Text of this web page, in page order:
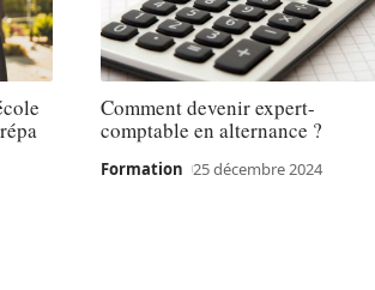
Comment devenir expert-
comptable en alternance ?
Formation 25 décembre 2024